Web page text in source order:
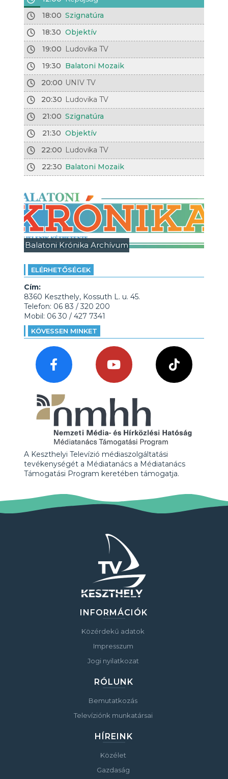
18:00 Szignatúra
18:30 Objektív
19:00 Ludovika TV
19:30 Balatoni Mozaik
20:00 UNIV TV
20:30 Ludovika TV
21:00 Szignatúra
21:30 Objektív
22:00 Ludovika TV
22:30 Balatoni Mozaik
Balatoni Krónika Archívum
ELÉRHETŐSÉGEK
Cím:
8360 Keszthely, Kossuth L. u. 45.
Telefon: 06 83 / 320 200
Mobil: 06 30 / 427 7341
KÖVESSEN MINKET
A Keszthelyi Televízió médiaszolgáltatási
tevékenységét a Médiatanács a Médiatanács
Támogatási Program keretében támogatja.
INFORMÁCIÓK
Közérdekű adatok
Impresszum
Jogi nyilatkozat
RÓLUNK
Bemutatkozás
Televíziónk munkatársai
HÍREINK
Közélet
Gazdaság